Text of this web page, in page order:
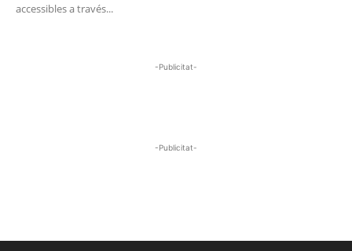
accessibles a través...
-Publicitat-
-Publicitat-